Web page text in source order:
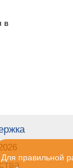
в
Для правильной